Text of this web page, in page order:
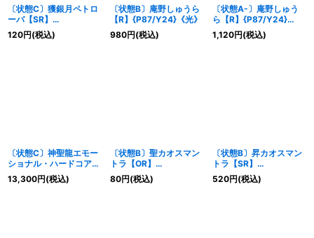
〔状態C〕獲銀月ペトロ
ーバ【SR】
{24RP1S1/S10}《光》
120円(税込)
〔状態B〕庵野しゅうら
【R】{P87/Y24}《光》
980円(税込)
〔状態A-〕庵野しゅう
ら【R】{P87/Y24}
《光》
1,120円(税込)
〔状態C〕神聖龍エモー
ショナル・ハードコア
【SR】
{RP22SP4/SP6}《光》
13,300円(税込)
〔状態B〕聖カオスマン
トラ【OR】
{23RP2XOR1/OR2}
《光》
80円(税込)
〔状態B〕昇カオスマン
トラ【SR】
{25RP1S1/S11}《光》
520円(税込)